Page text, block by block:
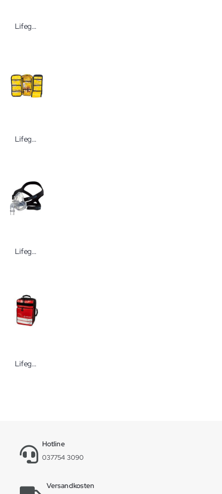
Lifeguard Warmlicht-Einzelspatel für Laryngoskope Macintosh Edelstahlspatel
Lifeguard Ampullarium leer
Lifeguard CPAP-Vollmaske
Lifeguard Lifebox Soft Backpack Junior leer schwarz rot Notfallrucksack
Hotline
037754 3090
Versandkosten